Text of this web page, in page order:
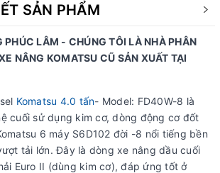
SẢN PHẨM
PHÚC LÂM - CHÚNG TÔI LÀ NHÀ PHÂN
NÂNG KOMATSU CŨ SẢN XUẤT TẠI
Komatsu 4.0 tấn- Model: FD40W-8 là
cuối sử dụng kim cơ, dòng động cơ đốt
6 máy S6D102 đời -8 nổi tiếng bền
tải lớn. Đây là dòng xe nâng dầu cuối
Euro II (dùng kim cơ), đáp ứng tốt ở